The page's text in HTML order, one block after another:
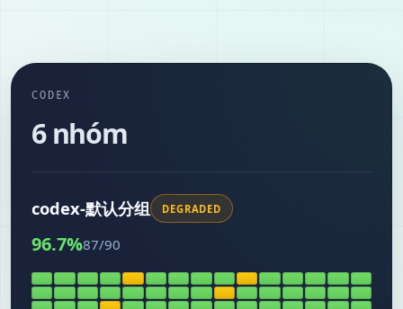
CODEX
6 nhóm
codex-默认分组 DEGRADED
96.7%87/90